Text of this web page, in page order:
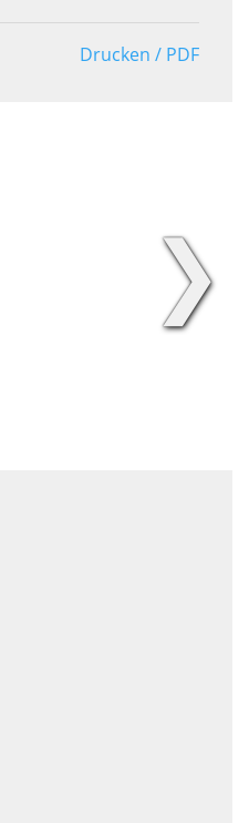
Drucken / PDF
❯